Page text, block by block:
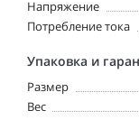
Напряжение
Потребление тока
Упаковка и
Размер
Вес